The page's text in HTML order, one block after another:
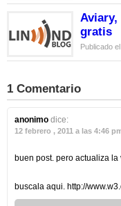
Aviary,
gratis
Publicado
1 Comentario
anonimo dice:
12 febrero , 2011 a las 4:46
buen post. pero actualiza
buscala aqui. http://